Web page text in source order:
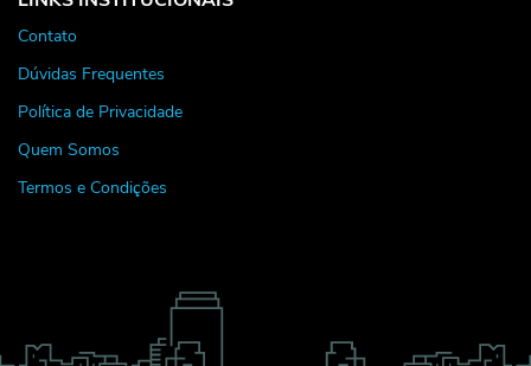
Contato
Dúvidas Frequentes
Política de Privacidade
Quem Somos
Termos e Condições